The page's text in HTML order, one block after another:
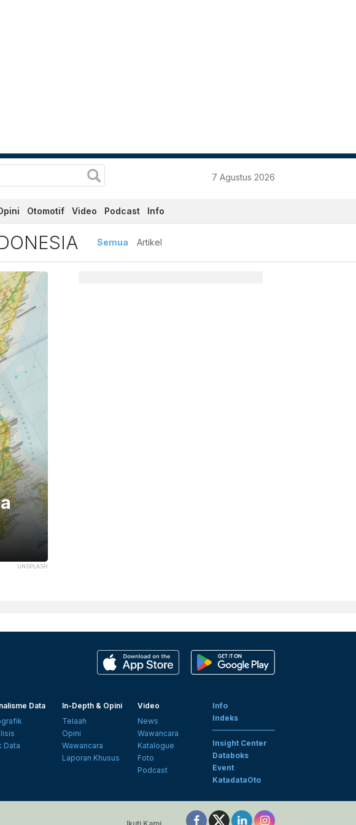
7 Agustus 2026
Otomotif Video Podcast Info
Terbaru dan Terkini Hari
Semua Artikel
UNSPLASH
Data
Data
In-Depth & Opini
Telaah
Opini
Wawancara
Laporan Khusus
Video
News
Wawancara
Katalogue
Foto
Podcast
Info
Indeks
Insight Center
Databoks
Event
KatadataOto